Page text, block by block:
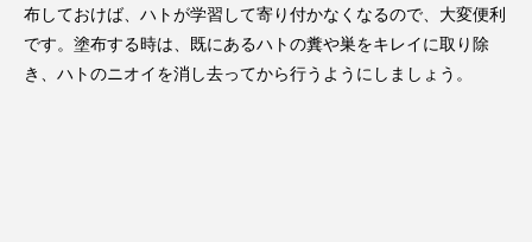
布しておけば、ハトが学習して寄り付かなくなるので、大変便利
です。塗布する時は、既にあるハトの糞や巣をキレイに取り除
き、ハトのニオイを消し去ってから行うようにしましょう。